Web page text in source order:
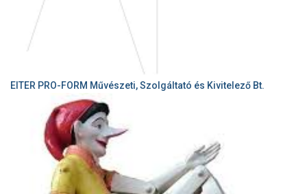
EITER PRO-FORM Művészeti, Szolgáltató és Kivitelező Bt.